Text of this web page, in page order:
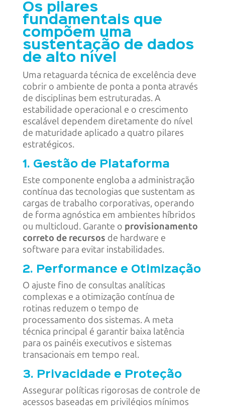
Os pilares
fundamentais que
compõem uma
sustentação de dados
de alto nível
Uma retaguarda técnica de excelência deve
cobrir o ambiente de ponta a ponta através
de disciplinas bem estruturadas. A
estabilidade operacional e o crescimento
escalável dependem diretamente do nível
de maturidade aplicado a quatro pilares
estratégicos.
1. Gestão de Plataforma
Este componente engloba a administração
contínua das tecnologias que sustentam as
cargas de trabalho corporativas, operando
de forma agnóstica em ambientes híbridos
ou multicloud. Garante o provisionamento
correto de recursos de hardware e
software para evitar instabilidades.
2. Performance e Otimização
O ajuste fino de consultas analíticas
complexas e a otimização contínua de
rotinas reduzem o tempo de
processamento dos sistemas. A meta
técnica principal é garantir baixa latência
para os painéis executivos e sistemas
transacionais em tempo real.
3. Privacidade e Proteção
Assegurar políticas rigorosas de controle de
acessos baseadas em privilégios mínimos